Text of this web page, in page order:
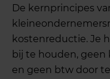
De kernprincipes
kostenreductie. Je
bij te houden,
en geen btw door